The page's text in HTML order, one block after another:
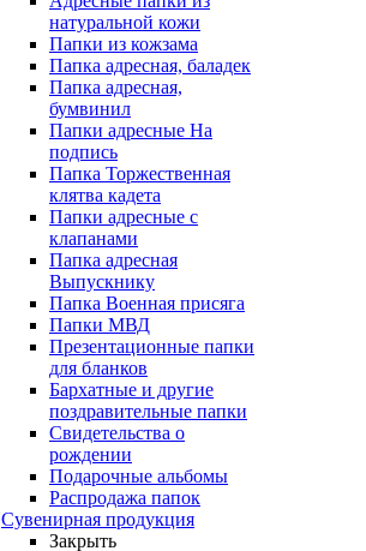
натуральной кожи
Папки из кожзама
Папка адресная, баладек
Папка адресная,
бумвинил
Папки адресные На
подпись
Папка Торжественная
клятва кадета
Папки адресные с
клапанами
Папка адресная
Выпускнику
Папка Военная присяга
Папки МВД
Презентационные папки
для бланков
Бархатные и другие
поздравительные папки
Свидетельства о
рождении
Подарочные альбомы
Распродажа папок
Сувенирная продукция
Закрыть